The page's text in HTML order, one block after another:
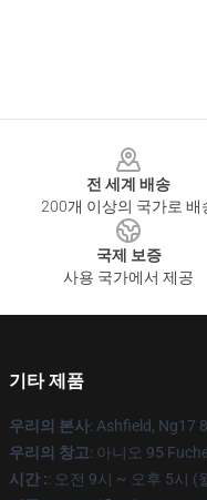
전 세계 배송
200개 이상의 국가로 배
국제 보증
사용 국가에서 제공
기타 제품
우리의 본사: Ashfield, Ng17
우리의 창고: 아니오 95
시간 :: 오전 9시 ~ 오후 5시 (